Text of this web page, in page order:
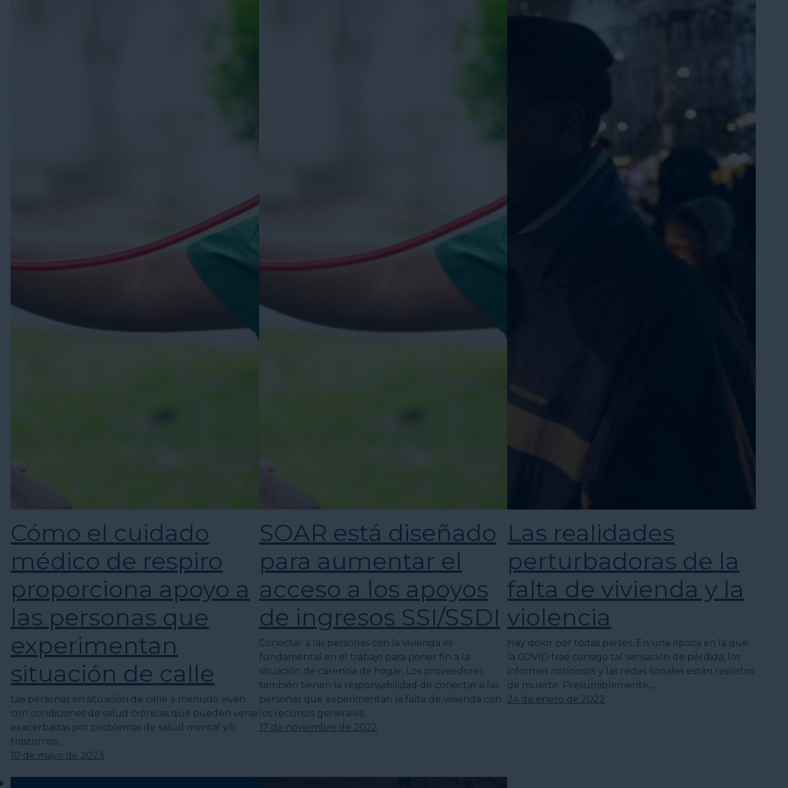
Cómo el cuidado
médico de respiro
proporciona apoyo a
las personas que
experimentan
situación de calle
Las personas en situación de calle a menudo viven
con condiciones de salud crónicas que pueden verse
exacerbadas por problemas de salud mental y/o
trastornos…
10 de mayo de 2023
SOAR está diseñado
para aumentar el
acceso a los apoyos
de ingresos SSI/SSDI
Conectar a las personas con la vivienda es
fundamental en el trabajo para poner fin a la
situación de carencia de hogar. Los proveedores
también tienen la responsabilidad de conectar a las
personas que experimentan la falta de vivienda con
los recursos generales….
17 de noviembre de 2022
Las realidades
perturbadoras de la
falta de vivienda y la
violencia
Hay dolor por todas partes. En una época en la que
la COVID trae consigo tal sensación de pérdida, los
informes noticiosos y las redes sociales están repletos
de muerte. Presumiblemente,…
24 de enero de 2022